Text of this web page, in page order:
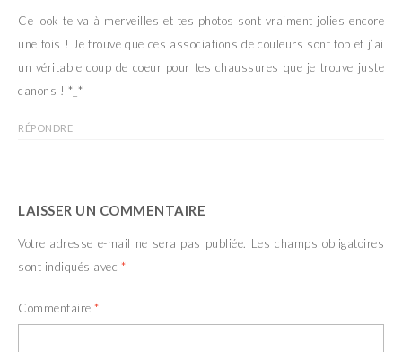
Ce look te va à merveilles et tes photos sont vraiment jolies encore
une fois ! Je trouve que ces associations de couleurs sont top et j’ai
un véritable coup de coeur pour tes chaussures que je trouve juste
canons ! *_*
RÉPONDRE
LAISSER UN COMMENTAIRE
Votre adresse e-mail ne sera pas publiée. Les champs obligatoires
sont indiqués avec *
Commentaire *